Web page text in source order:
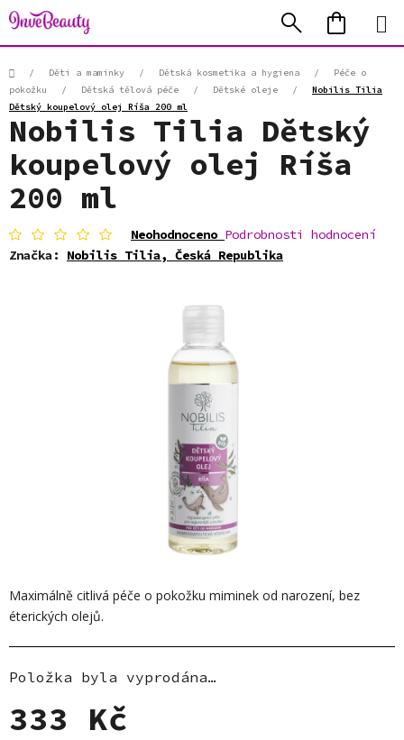
Přejít
na
obsah
Hledat
KOŠÍK
Domů/ Děti a maminky / Dětská kosmetika a hygiena /
Péče o
pokožku
/ Dětská tělová péče / Dětské oleje /
Nobilis Tilia
Dětský koupelový olej Ríša 200 ml
Maximálně citlivá péče o pokožku miminek od narození, bez
éterických olejů.
Položka byla vyprodána…
333 Kč
Nobilis Tilia Dětský
koupelový olej Ríša
200 ml
Průměrné
hodnocení
produktu
hvězdiček.
Neohodnoceno Podrobnosti hodnocení
Značka: Nobilis Tilia, Česká Republika